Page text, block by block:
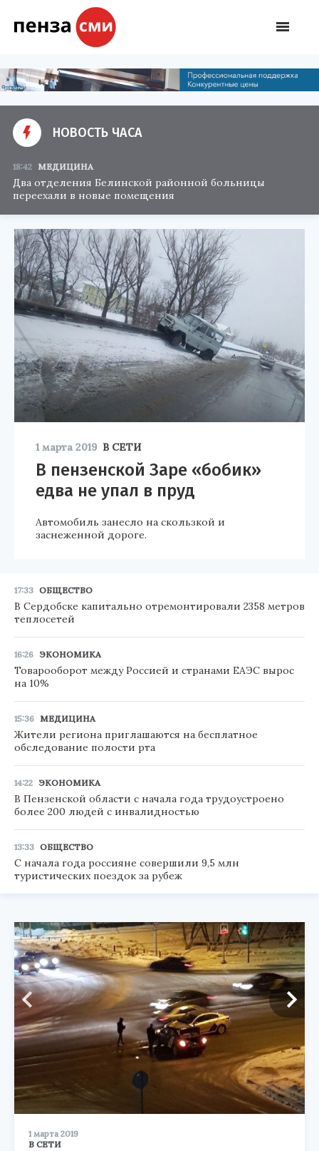
НОВОСТЬ ЧАСА
18:42 МЕДИЦИНА
Два отделения Белинской районной больницы
переехали в новые помещения
1 марта 2019 В СЕТИ
В пензенской Заре «бобик»
едва не упал в пруд
Автомобиль занесло на скользкой и
заснеженной дороге.
17:33 ОБЩЕСТВО
В Сердобске капитально отремонтировали 2358 метров
теплосетей
16:26 ЭКОНОМИКА
Товарооборот между Россией и странами ЕАЭС вырос
на 10%
15:36 МЕДИЦИНА
Жители региона приглашаются на бесплатное
обследование полости рта
14:22 ЭКОНОМИКА
В Пензенской области с начала года трудоустроено
более 200 людей с инвалидностью
13:33 ОБЩЕСТВО
С начала года россияне совершили 9,5 млн
туристических поездок за рубеж
1 марта 2019
В СЕТИ